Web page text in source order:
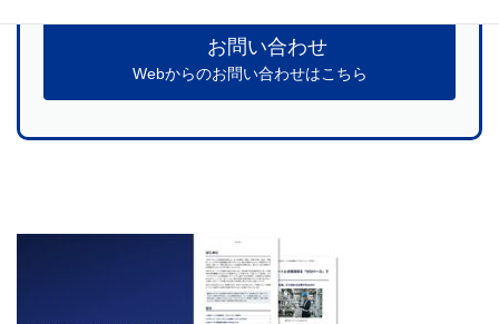
お問い合わせ
Webからのお問い合わせはこちら